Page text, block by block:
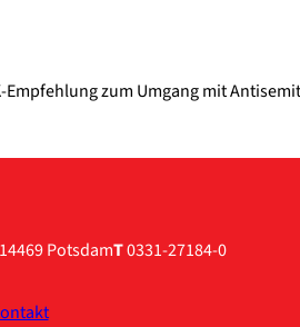
Empfehlung zum Umgang mit
PotsdamT0331-27184-0